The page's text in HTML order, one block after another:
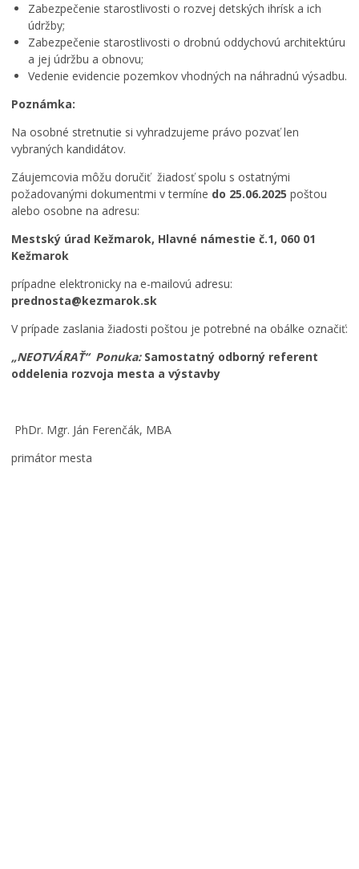
Zabezpečenie starostlivosti o rozvej detských ihrísk a ich
údržby;
Zabezpečenie starostlivosti o drobnú oddychovú architektúru
a jej údržbu a obnovu;
Vedenie evidencie pozemkov vhodných na náhradnú výsadbu.
Poznámka:
Na osobné stretnutie si vyhradzujeme právo pozvať len
vybraných kandidátov.
Záujemcovia môžu doručiť žiadosť spolu s ostatnými
požadovanými dokumentmi v termíne do 25.06.2025 poštou
alebo osobne na adresu:
Mestský úrad Kežmarok, Hlavné námestie č.1, 060 01
Kežmarok
prípadne elektronicky na e-mailovú adresu:
prednosta@kezmarok.sk
V prípade zaslania žiadosti poštou je potrebné na obálke označiť:
„NEOTVÁRAŤ“ Ponuka: Samostatný odborný referent
oddelenia rozvoja mesta a výstavby
PhDr. Mgr. Ján Ferenčák, MBA
primátor mesta